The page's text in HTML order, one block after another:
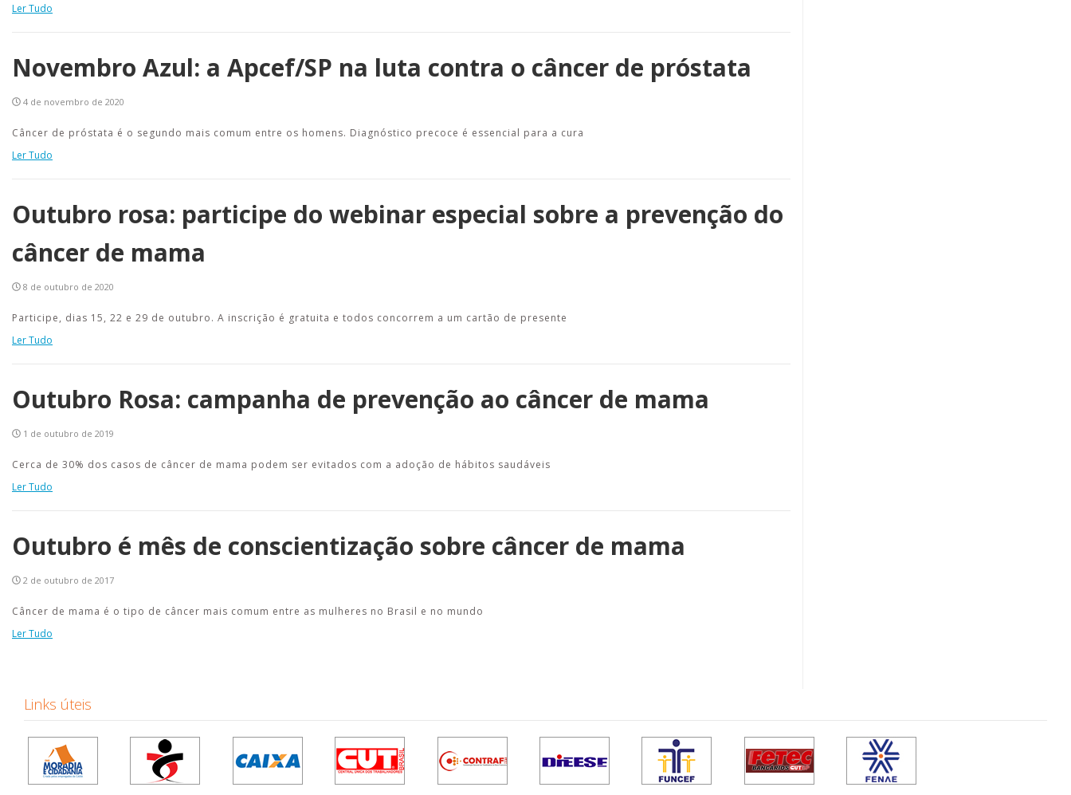
Ler Tudo
Novembro Azul: a Apcef/SP na luta contra o câncer de próstata
4 de novembro de 2020
Câncer de próstata é o segundo mais comum entre os homens. Diagnóstico precoce é essencial para a cura
Ler Tudo
Outubro rosa: participe do webinar especial sobre a prevenção do
câncer de mama
8 de outubro de 2020
Participe, dias 15, 22 e 29 de outubro. A inscrição é gratuita e todos concorrem a um cartão de presente
Ler Tudo
Outubro Rosa: campanha de prevenção ao câncer de mama
1 de outubro de 2019
Cerca de 30% dos casos de câncer de mama podem ser evitados com a adoção de hábitos saudáveis
Ler Tudo
Outubro é mês de conscientização sobre câncer de mama
2 de outubro de 2017
Câncer de mama é o tipo de câncer mais comum entre as mulheres no Brasil e no mundo
Ler Tudo
Links úteis